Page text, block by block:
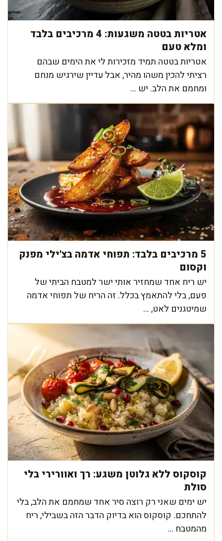
אטריות בטטה משגעות: 4 מרכיבים בלבד
ומלא טעם
אטריות בטטה תמיד מזכירות לי את הימים שבהם
רציתי להכין משהו מהיר, אבל עדיין שירגיש מנחם
ומחמם את הלב. יש ...
5 מרכיבים בלבד: תפוחי אדמה בצ'ילי מפנק
וקסום
יש ריח אחד שמחזיר אותי ישר למטבח הביתי של
פעם, בלי להתאמץ בכלל. זה הריח של תפוחי אדמה
שמיטגנים לאט, ...
קוסקוס ללא גלוטן משגע: רך ואוורירי בלי
סולת
יש ימים שאני רק רוצה סיר אחד שמחמם את הלב, בלי
להתחכם. קוסקוס הוא בדיוק הדבר הזה בשבילי, ריח
מהמטבח ...